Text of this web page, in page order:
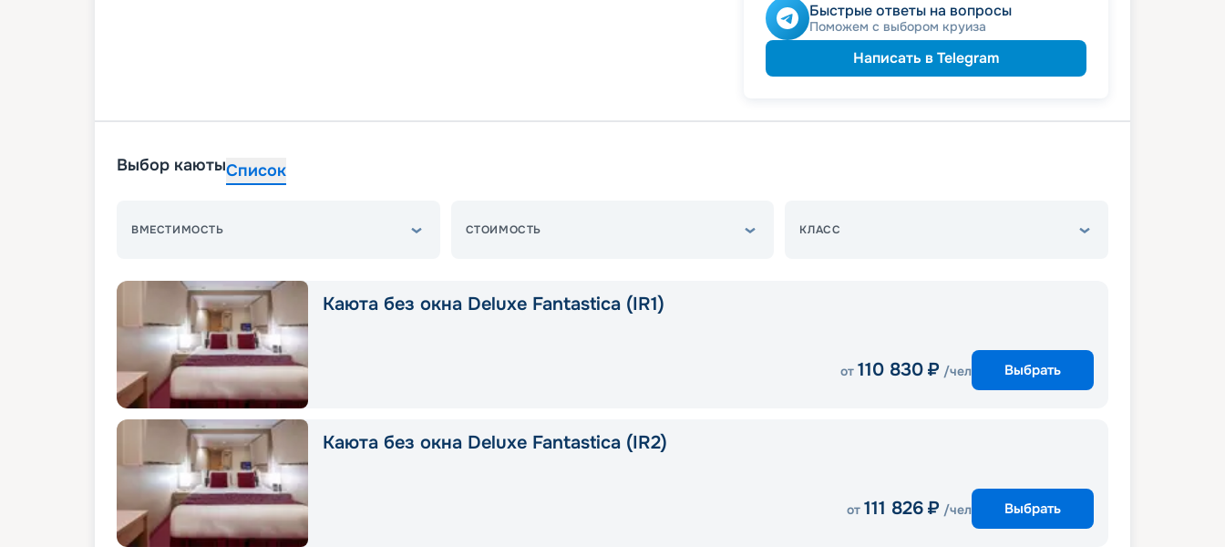
Быстрые ответы на вопросы
Поможем с выбором круиза
Написать в Telegram
Выбор каютыСписок
ВМЕСТИМОСТЬ СТОИМОСТЬ КЛАСС
Каюта без окна Deluxe Fantastica (IR1)
от 110 830 ₽ /чел Выбрать
Каюта без окна Deluxe Fantastica (IR2)
от 111 826 ₽ /чел Выбрать